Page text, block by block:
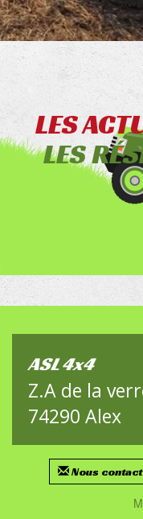
LES
LES
ASL 4x4
Z.A de la
74290 Alex
Nous